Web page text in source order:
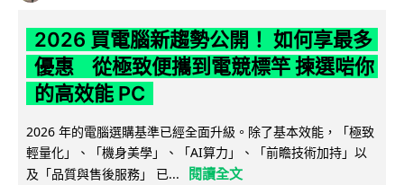
2026 買電腦新趨勢公開！ 如何享最多
優惠 從極致便攜到電競標竿 揀選啱你
的高效能 PC
2026 年的電腦選購基準已經全面升級。除了基本效能，「極致
輕量化」、「機身美學」、「AI算力」、「前瞻技術加持」以
及「品質與售後服務」 已...
閱讀全文